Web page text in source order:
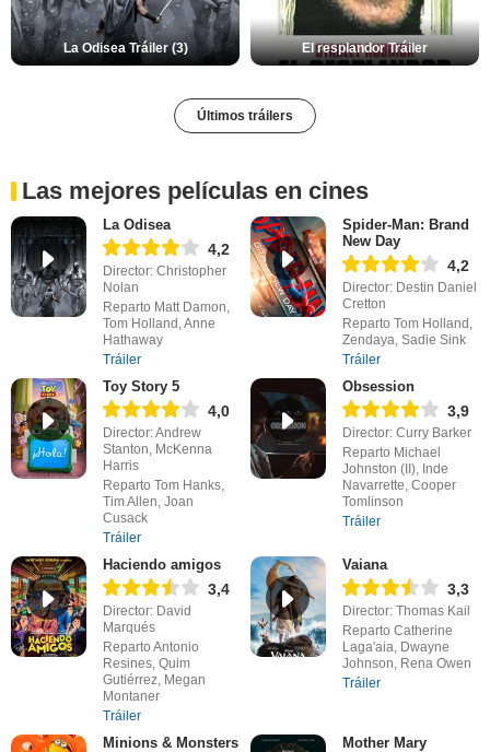
La Odisea Tráiler (3) El resplandor Tráiler
Últimos tráilers
Las mejores películas en cines
La Odisea
4,2
Director: Christopher
Nolan
Reparto Matt Damon,
Tom Holland, Anne
Hathaway
Tráiler
Spider-Man: Brand
New Day
4,2
Director: Destin Daniel
Cretton
Reparto Tom Holland,
Zendaya, Sadie Sink
Tráiler
Toy Story 5
4,0
Director: Andrew
Stanton, McKenna
Harris
Reparto Tom Hanks,
Tim Allen, Joan
Cusack
Tráiler
Obsession
3,9
Director: Curry Barker
Reparto Michael
Johnston (II), Inde
Navarrette, Cooper
Tomlinson
Tráiler
Haciendo amigos
3,4
Director: David
Marqués
Reparto Antonio
Resines, Quim
Gutiérrez, Megan
Montaner
Tráiler
Vaiana
3,3
Director: Thomas Kail
Reparto Catherine
Laga'aia, Dwayne
Johnson, Rena Owen
Tráiler
Minions & Monsters Mother Mary